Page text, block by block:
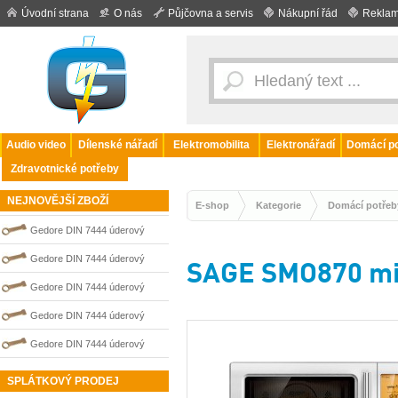
Úvodní strana O nás Půjčovna a servis Nákupní řád
Audio video Dílenské nářadí Elektromobilita Elektronářadí
Domácí
Zdravotnické potřeby
NEJNOVĚJŠÍ ZBOŽÍ
Gedore DIN 7444 úderový
nejiskřivý plochý (palcový) klíč
0100210S
Gedore DIN 7444 úderový
nejiskřivý plochý (palcový) klíč
0100211S
Gedore DIN 7444 úderový
nejiskřivý plochý (palcový) klíč
0100205S
Gedore DIN 7444 úderový
nejiskřivý plochý (palcový) klíč
0100206S
Gedore DIN 7444 úderový
nejiskřivý plochý (palcový) klíč
SPLÁTKOVÝ PRODEJ
E-shop Kategorie Domácí
SAGE SMO870